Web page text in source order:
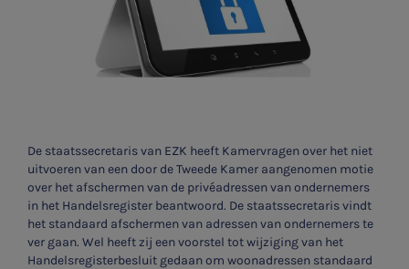
De staatssecretaris van EZK heeft Kamervragen over het niet
uitvoeren van een door de Tweede Kamer aangenomen motie
over het afschermen van de privéadressen van ondernemers
in het Handelsregister beantwoord. De staatssecretaris vindt
het standaard afschermen van adressen van ondernemers te
ver gaan. Wel heeft zij een voorstel tot wijziging van het
Handelsregisterbesluit gedaan om woonadressen standaard